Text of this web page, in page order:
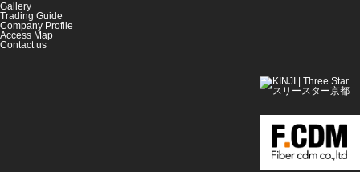
Gallery
Trading Guide
Company Profile
Access Map
Contact us